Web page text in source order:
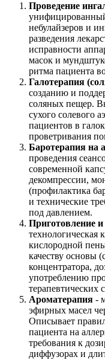
Проведение
небулайзеров и
разведения
исправности
масок и
ритма пациента
Галотерапия
созданию и
соляных пещер.
сухого солевого
пациентов в
проветривания
Баротерапия на
проведения
современной
декомпрессии,
(профилактика
и технические
под давлением.
Приготовление
технологическая
кислородной
качеству основы
концентратора,
употреблению
терапевтических
Ароматерапия -
эфирных масел
Описывает
пациента на
требования к
диффузорах и